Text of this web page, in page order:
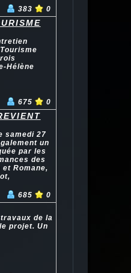
383
0
Hélène
675 0
samedi 27
un
par les
des
Romane,
685
0
de la
projet. Un